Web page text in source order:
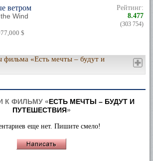
ветром
Wind
$
Рейтинг:
8.477
(303 754)
фильма «Есть мечты – будут и
К ФИЛЬМУ «ЕСТЬ МЕЧТЫ – БУДУТ И
ПУТЕШЕСТВИЯ»
еще нет. Пишите смело!